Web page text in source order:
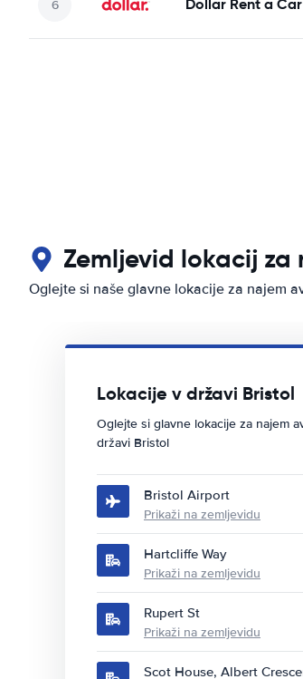
Dollar Rent a Car
Zemljevid lokacij
Oglejte si naše glavne lokacije za najem
Lokacije v državi Bristol
Oglejte si glavne lokacije za najem
državi Bristol
Bristol Airport
Prikaži na zemljevidu
Hartcliffe Way
Prikaži na zemljevidu
Rupert St
Prikaži na zemljevidu
Scot House, Albert